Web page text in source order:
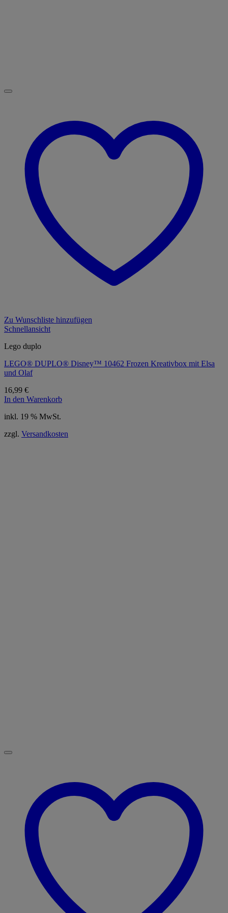
Zu Wunschliste hinzufügen
Schnellansicht
Lego duplo
LEGO® DUPLO® Disney™ 10462 Frozen Kreativbox mit Elsa
und Olaf
16,99 €
In den Warenkorb
inkl. 19 % MwSt.
zzgl. Versandkosten